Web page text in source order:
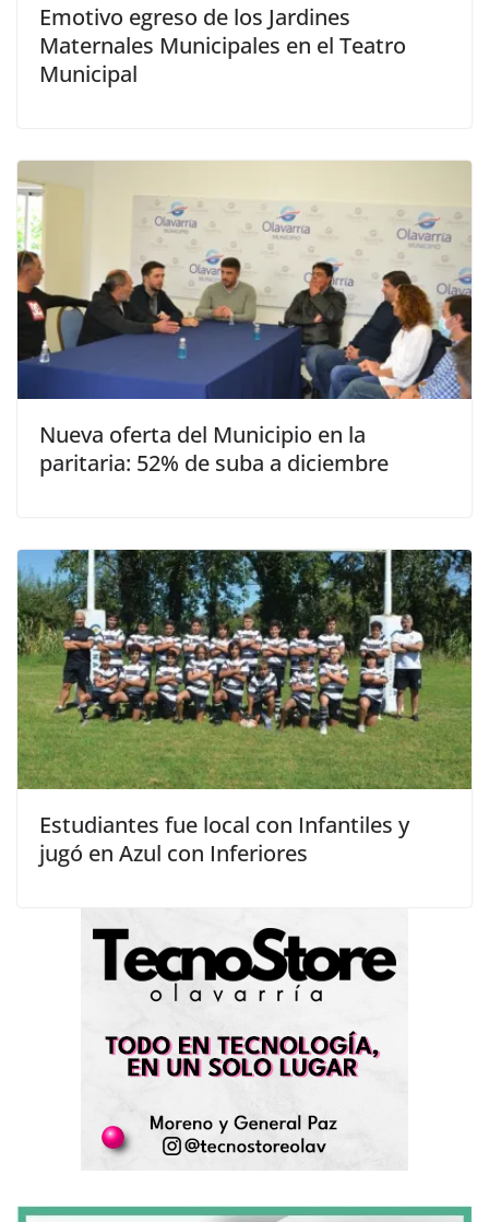
Emotivo egreso de los Jardines
Maternales Municipales en el Teatro
Municipal
Nueva oferta del Municipio en la
paritaria: 52% de suba a diciembre
Estudiantes fue local con Infantiles y
jugó en Azul con Inferiores